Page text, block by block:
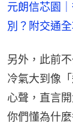
元朗信芯園
別？附交通
另外，此前
冷氣大到像
心聲，直言
你們懂為什